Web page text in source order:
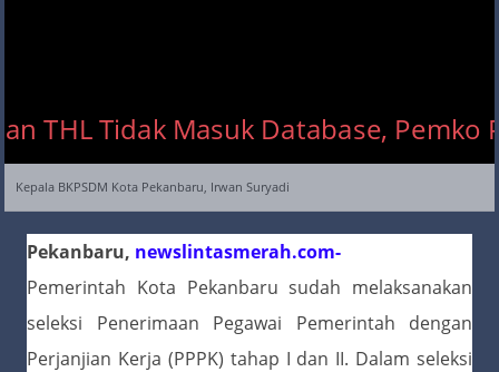
Kepala BKPSDM Kota Pekanbaru, Irwan Suryadi
Pekanbaru, newslintasmerah.com-
Pemerintah Kota Pekanbaru sudah melaksanakan
seleksi Penerimaan Pegawai Pemerintah dengan
Perjanjian Kerja (PPPK) tahap I dan II. Dalam seleksi